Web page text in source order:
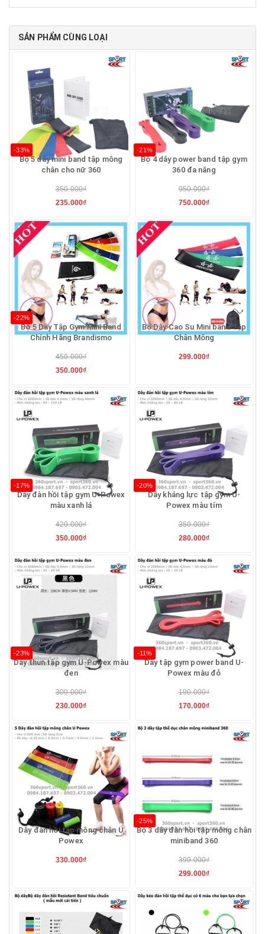
SẢN PHẨM CÙNG LOẠI
-33%
Bộ 5 dây mini band tập mông
chân cho nữ 360
350.000₫
235.000₫
-21%
Bộ 4 dây power band tập gym
360 đa năng
950.000₫
750.000₫
-22%
Bộ 5 Dây Tập Gym Mini Band
Chính Hãng Brandismo
450.000₫
350.000₫
Bộ Dây Cao Su Mini band Tập
Chân Mông
299.000₫
-17%
Dây đàn hồi tập gym U-Powex
màu xanh lá
420.000₫
350.000₫
-20%
Dây kháng lực tập gym U-
Powex màu tím
350.000₫
280.000₫
-23%
Dây thun tập gym U-Powex màu
đen
300.000₫
230.000₫
-11%
Dây tập gym power band U-
Powex màu đỏ
190.000₫
170.000₫
Dây đàn hồi tập mông chân U
Powex
330.000₫
-25%
Bộ 3 dây đàn hồi tập mông chân
miniband 360
399.000₫
299.000₫